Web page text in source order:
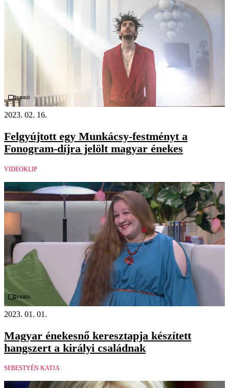
Videó
2023. 02. 16.
Felgyújtott egy Munkácsy-festményt a
Fonogram-díjra jelölt magyar énekes
VIDEOKLIP
Videó
2023. 01. 01.
Magyar énekesnő keresztapja készített
hangszert a királyi családnak
SEBESTYÉN KATJA